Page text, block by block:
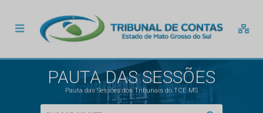
PAUTA DAS SESSÕES
Pauta das Sessões dos Tribunais do TCE MS